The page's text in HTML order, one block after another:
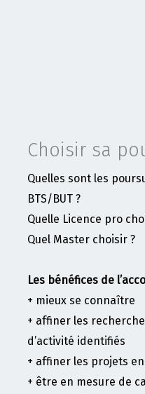
Choisir sa
Quelles sont les
BTS/BUT ?
Quelle Licence pro
Quel Master choisir ?
Les bénéfices de
+ mieux se connaître
+ affiner les
d’activité identifiés
+ affiner les projets
+ être en mesure de